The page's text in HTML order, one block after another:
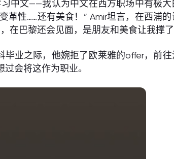
中文——我认为中文在西方职场中有极
性……还有美食！” Amir坦言，在西浦的
在巴黎还会见面，是朋友和美食让我撑
业之际，他婉拒了欧莱雅的offer，前
会将这作为职业。